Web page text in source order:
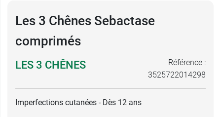
Les 3 Chênes Sebactase
comprimés
LES 3 CHÊNES
Référence :
3525722014298
Imperfections cutanées - Dès 12 ans